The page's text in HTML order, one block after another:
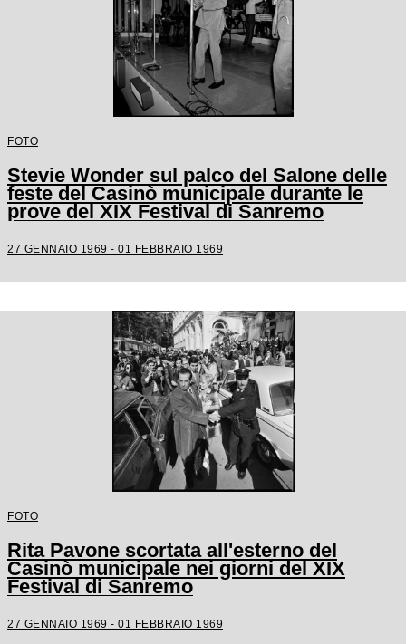
FOTO
Stevie Wonder sul palco del Salone delle
feste del Casinò municipale durante le
prove del XIX Festival di Sanremo
27 GENNAIO 1969 - 01 FEBBRAIO 1969
FOTO
Rita Pavone scortata all'esterno del
Casinò municipale nei giorni del XIX
Festival di Sanremo
27 GENNAIO 1969 - 01 FEBBRAIO 1969